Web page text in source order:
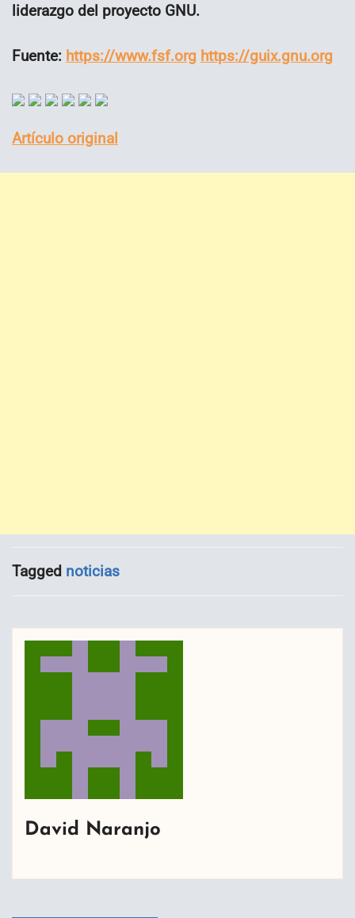
liderazgo del proyecto GNU.
Fuente: https://www.fsf.org https://guix.gnu.org
Artículo original
Tagged noticias
David Naranjo